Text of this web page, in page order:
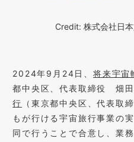
Credit: 株式会社日
2024年9月24日、将来宇宙
都中央区、代表取締役 畑田
行
（東京都中央区、代表取
もが行ける宇宙旅行事業の
同で行うことで合意し、業